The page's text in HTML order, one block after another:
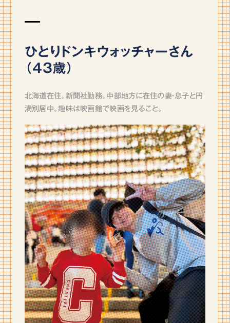
ひとりドンキウォッチャーさん
（43歳）
北海道在住。新聞社勤務。中部地方に在住の妻・息子と円
満別居中。趣味は映画館で映画を見ること。